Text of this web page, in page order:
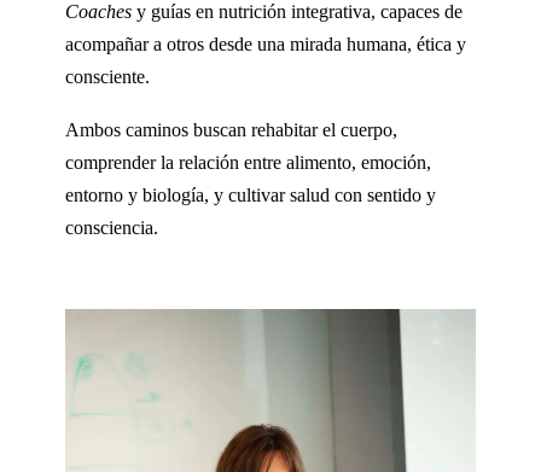
Coaches y guías en nutrición integrativa, capaces de
acompañar a otros desde una mirada humana, ética y
consciente.
Ambos caminos buscan rehabitar el cuerpo,
comprender la relación entre alimento, emoción,
entorno y biología, y cultivar salud con sentido y
consciencia.